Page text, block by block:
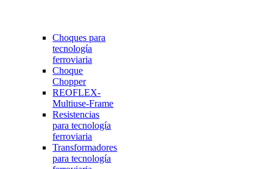
Choques para
tecnología
ferroviaria
Choque
Chopper
REOFLEX-
Multiuse-Frame
Resistencias
para tecnología
ferroviaria
Transformadores
para tecnología